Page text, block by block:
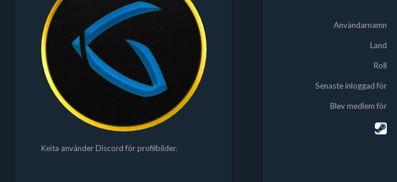
Keita använder Discord för profilbilder.
Användarnamn
Land
Roll
Senaste inloggad för
Blev medlem för